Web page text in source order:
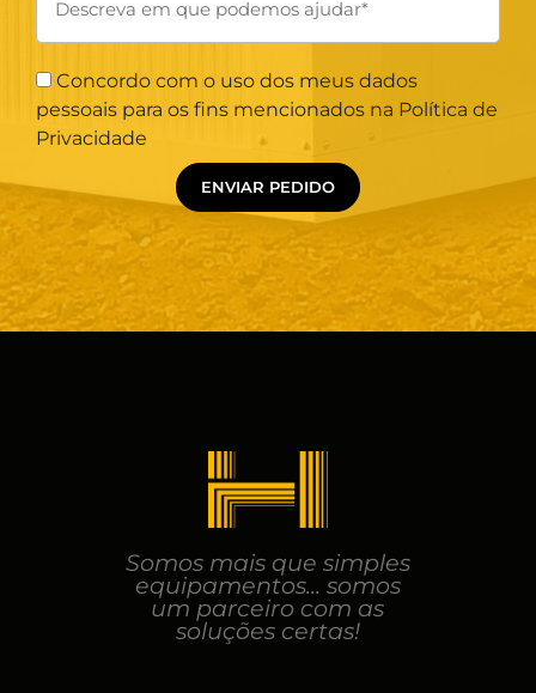
Concordo com o uso dos meus dados
pessoais para os fins mencionados na Política de
Privacidade
ENVIAR PEDIDO
Somos mais que simples
equipamentos... somos
um parceiro com as
soluções certas!